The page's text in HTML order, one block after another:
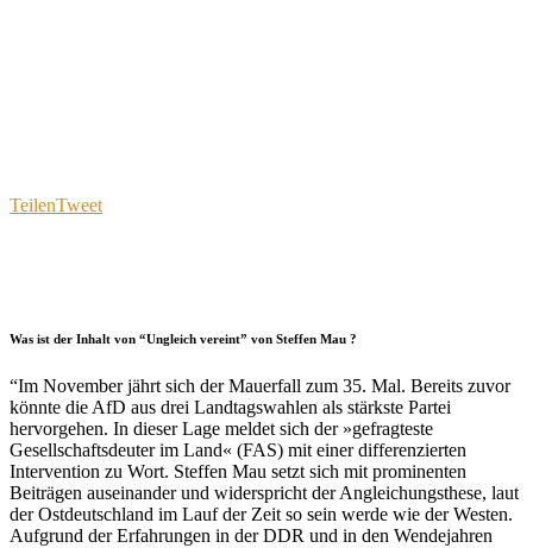
TeilenTweet
Was ist der Inhalt von “Ungleich vereint” von Steffen Mau ?
“Im November jährt sich der Mauerfall zum 35. Mal. Bereits zuvor
könnte die AfD aus drei Landtagswahlen als stärkste Partei
hervorgehen. In dieser Lage meldet sich der »gefragteste
Gesellschaftsdeuter im Land« (FAS) mit einer differenzierten
Intervention zu Wort. Steffen Mau setzt sich mit prominenten
Beiträgen auseinander und widerspricht der Angleichungsthese, laut
der Ostdeutschland im Lauf der Zeit so sein werde wie der Westen.
Aufgrund der Erfahrungen in der DDR und in den Wendejahren